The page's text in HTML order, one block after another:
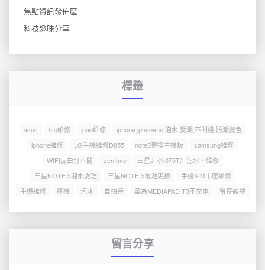
焦點資訊發佈區
科技趣味分享
標籤
asus htc維修 ipad維修
iphone;iphone5s;泡水;受潮;不開機;防潮變色
iphone維修
LG手機維修D855 note3更換主機板
samsung維修
WIFI反白打不開
zenfone
三星J〈N075T〉泡水、維修
三星NOTE 5泡水處理
三星NOTE 5電池更換
手機SIM卡座維修
手機維修
摔機 泡水 自拍捧 華為MEDIAPAD T3不充電 螢幕破裂
留言分享